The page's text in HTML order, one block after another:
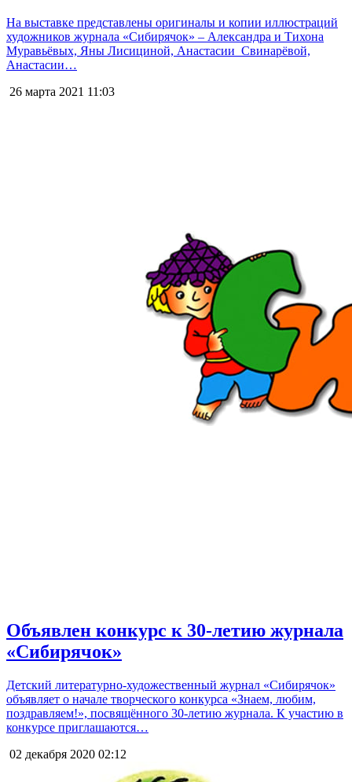
На выставке представлены оригиналы и копии иллюстраций
художников журнала «Сибирячок» – Александра и Тихона
Муравьёвых, Яны Лисициной, Анастасии Свинарёвой,
Анастасии…
26 марта 2021 11:03
Объявлен конкурс к 30-летию журнала
«Сибирячок»
Детский литературно-художественный журнал «Сибирячок»
объявляет о начале творческого конкурса «Знаем, любим,
поздравляем!», посвящённого 30-летию журнала. К участию в
конкурсе приглашаются…
02 декабря 2020 02:12